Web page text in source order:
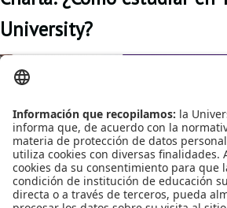
University?
1 de marzo.
Publicado en
Eventos